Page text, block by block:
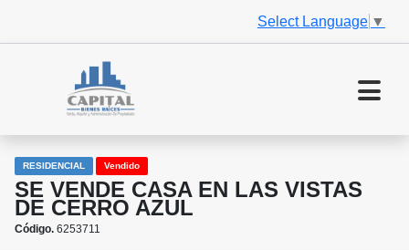
Select Language ▼
RESIDENCIAL Vendido
SE VENDE CASA EN LAS VISTAS
DE CERRO AZUL
Código. 6253711